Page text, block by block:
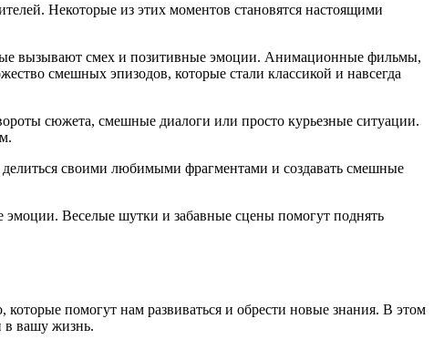
Некоторые из этих моментов становятся настоящими
вызывают смех и позитивные эмоции. Анимационные фильмы,
смешных эпизодов, которые стали классикой и навсегда
сюжета, смешные диалоги или просто курьезные ситуации.
своими любимыми фрагментами и создавать смешные
Веселые шутки и забавные сцены помогут поднять
помогут нам развиваться и обрести новые знания. В этом
в вашу жизнь.